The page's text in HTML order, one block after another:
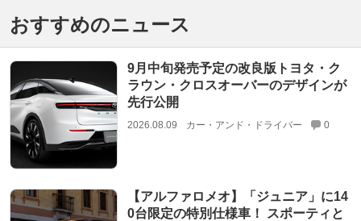
おすすめのニュース
9月中旬発売予定の改良版トヨタ・ク
ラウン・クロスオーバーのデザインが
先行公開
2026.08.09 カー・アンド・ドライバー 0
【アルファロメオ】「ジュニア」に14
0台限定の特別仕様車！ スポーティと